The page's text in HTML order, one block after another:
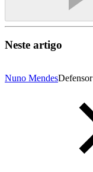
Neste artigo
Nuno MendesDefensor